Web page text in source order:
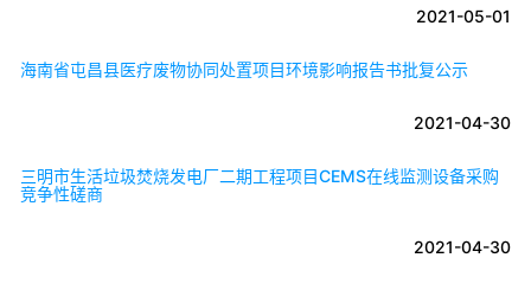
2021-05-01
海南省屯昌县医疗废物协同处置项目环境影响报告书批复公示
2021-04-30
三明市生活垃圾焚烧发电厂二期工程项目CEMS在线监测设备采购
竞争性磋商
2021-04-30